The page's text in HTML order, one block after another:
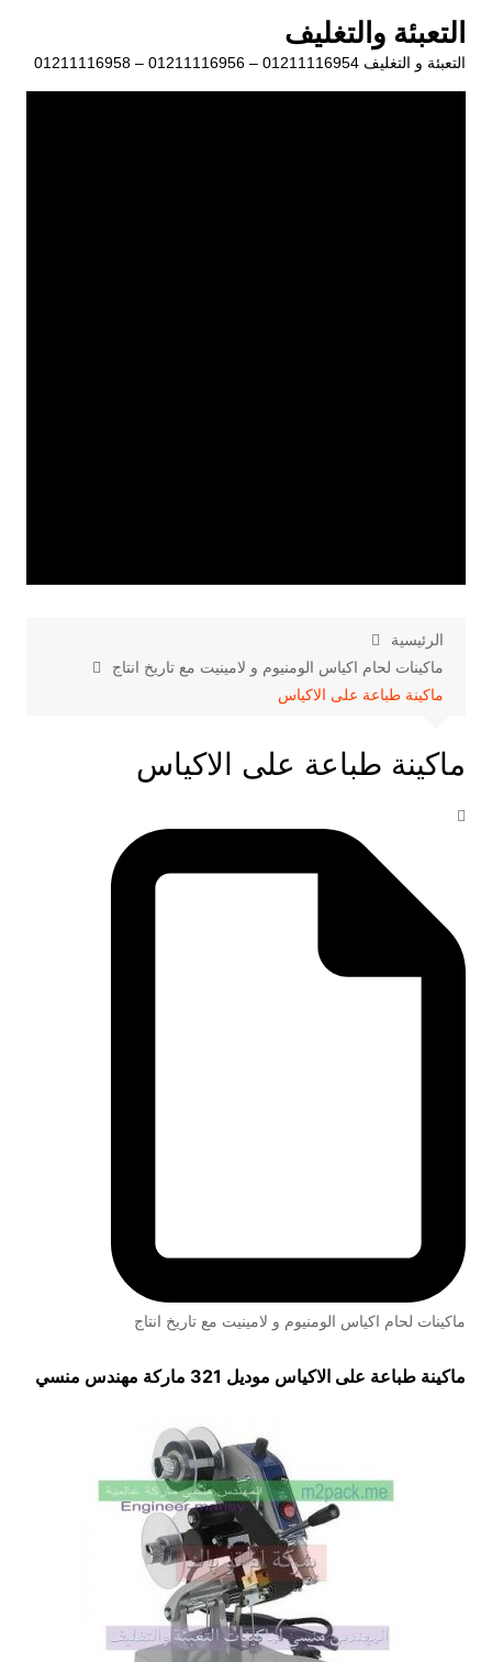
المحتوى
التعبئة والتغليف
التعبئة و التغليف 01211116954 – 01211116956 – 01211116958
الرئيسية
ماكينات لحام اكياس الومنيوم و لامينيت مع تاريخ انتاج
ماكينة طباعة على الاكياس
ماكينة طباعة على الاكياس
ماكينات لحام اكياس الومنيوم و لامينيت مع تاريخ انتاج
ماكينة طباعة على الاكياس موديل 321 ماركة مهندس منسي